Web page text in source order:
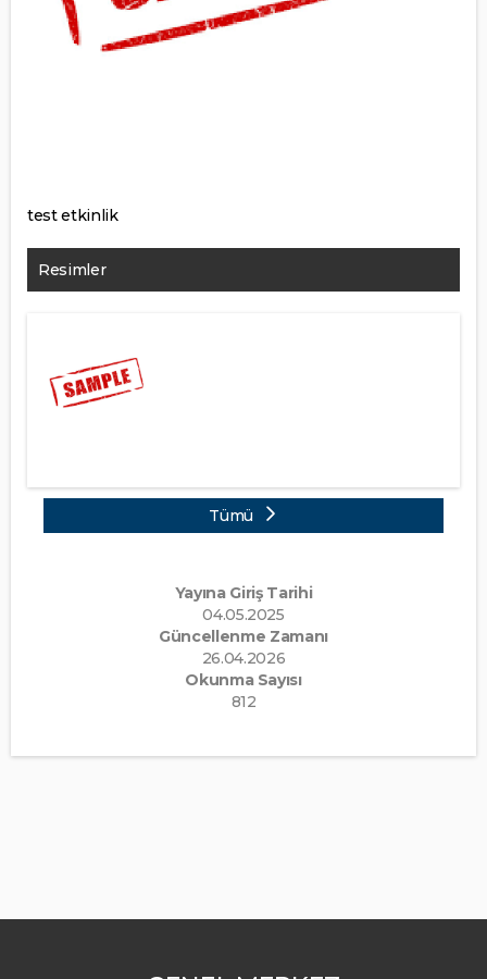
test etkinlik
Resimler
Tümü
Yayına Giriş Tarihi
04.05.2025
Güncellenme Zamanı
26.04.2026
Okunma Sayısı
812